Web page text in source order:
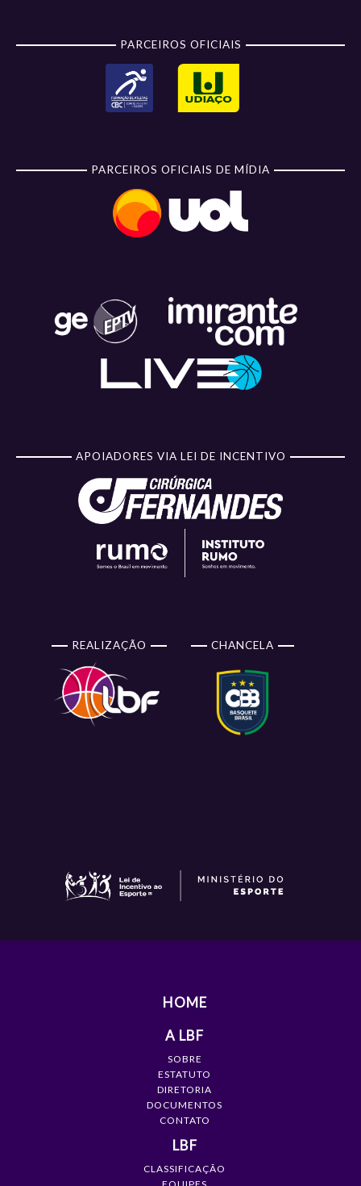
PARCEIROS OFICIAIS
PARCEIROS OFICIAIS DE MÍDIA
APOIADORES VIA LEI DE INCENTIVO
REALIZAÇÃO CHANCELA
HOME
A LBF
SOBRE
ESTATUTO
DIRETORIA
DOCUMENTOS
CONTATO
LBF
CLASSIFICAÇÃO